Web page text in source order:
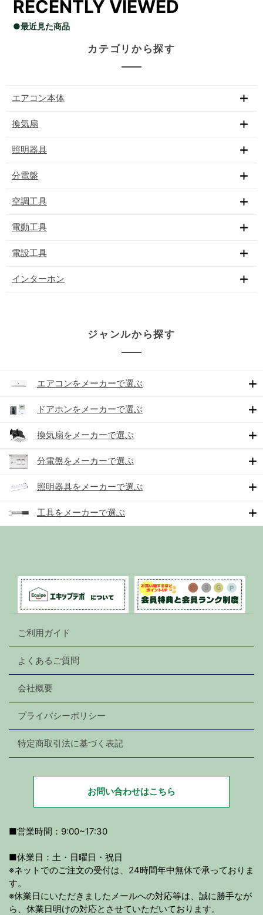
RECENTLY VIEWED
●最近見た商品
カテゴリから探す
エアコン本体
換気扇
照明器具
分電盤
空調工具
電動工具
電設工具
インターホン
ジャンルから探す
エアコンをメーカーで選ぶ
ドアホンをメーカーで選ぶ
換気扇をメーカーで選ぶ
分電盤をメーカーで選ぶ
照明器具をメーカーで選ぶ
工具をメーカーで選ぶ
ご利用ガイド
よくあるご質問
会社概要
プライバシーポリシー
特定商取引法に基づく表記
お問い合わせはこちら
■営業時間：9:00~17:30
■休業日：土・日曜日・祝日
※ネットでのご注文の受付は、24時間年中無休で承っておりま
す。
※休業日にいただきましたメールへの対応等は、誠に勝手なが
ら、休業日明けの対応とさせていただいております。